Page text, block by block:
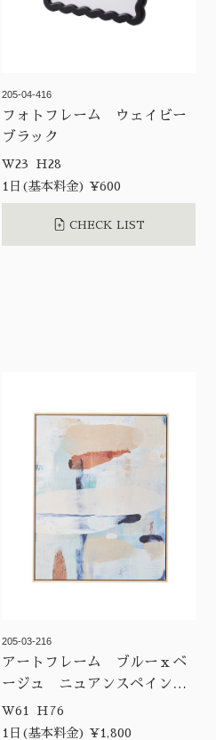
205-04-416
フォトフレーム ウェイビー
ブラック
W23 H28
1日(基本料金) ¥600
CHECK LIST
205-03-216
アートフレーム ブルーｘベ
ージュ ニュアンスペイン
ト ＢW61 H76
1日(基本料金) ¥1,800